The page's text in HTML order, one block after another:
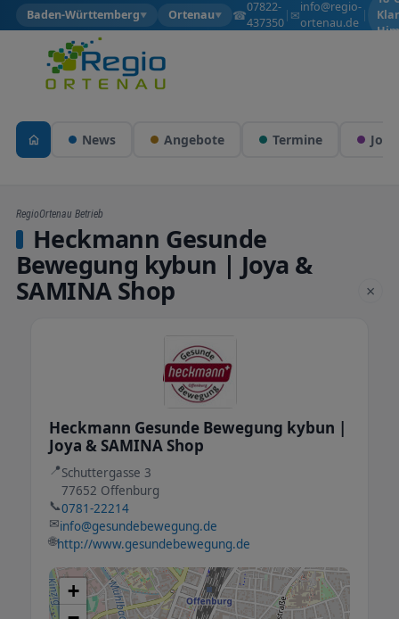
Baden-Württemberg▼ Ortenau▼ ☎07822-
437350
| ✉info@regio-
ortenau.de
|
News Angebote Termine Jobs
RegioOrtenau Betrieb
Heckmann Gesunde
Bewegung kybun | Joya &
SAMINA Shop ×
Heckmann Gesunde Bewegung kybun |
Joya & SAMINA Shop
📍Schuttergasse 3
77652 Offenburg
📞0781-22214
✉info@gesundebewegung.de
🌐http://www.gesundebewegung.de
+